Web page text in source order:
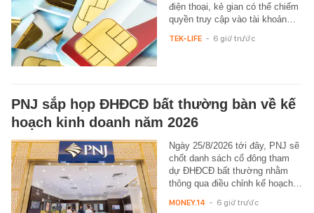
điện thoại, kẻ gian có thể chiếm
quyền truy cập vào tài khoản…
TEK-LIFE - 6 giờ trước
PNJ sắp họp ĐHĐCĐ bất thường bàn về kế
hoạch kinh doanh năm 2026
Ngày 25/8/2026 tới đây, PNJ sẽ
chốt danh sách cổ đông tham
dự ĐHĐCĐ bất thường nhằm
thông qua điều chỉnh kế hoạch…
MONEY.14 - 6 giờ trước